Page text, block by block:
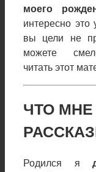
моего
интересно это
вы цели не
можете
читать этот
ЧТО МНЕ
Родился я